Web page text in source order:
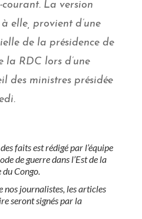
La version
elle, provient d’une
de la présidence de
la RDC lors d’une
des ministres présidée
.
faits est rédigé par l’équipe
de guerre dans l’Est de la
Congo.
nos journalistes, les articles
seront signés par la